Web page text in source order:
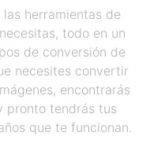
herramientas de
todo en un
de conversión de
necesites convertir
encontrarás
pronto tendrás tus
que te funcionan.